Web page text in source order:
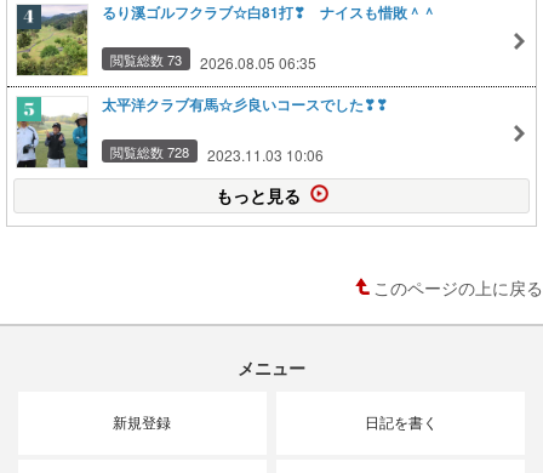
るり溪ゴルフクラブ☆白81打❣ ナイスも惜敗＾＾
閲覧総数 73 2026.08.05 06:35
太平洋クラブ有馬☆彡良いコースでした❣❣
閲覧総数 728 2023.11.03 10:06
もっと見る
このページの上に戻る
メニュー
新規登録 日記を書く